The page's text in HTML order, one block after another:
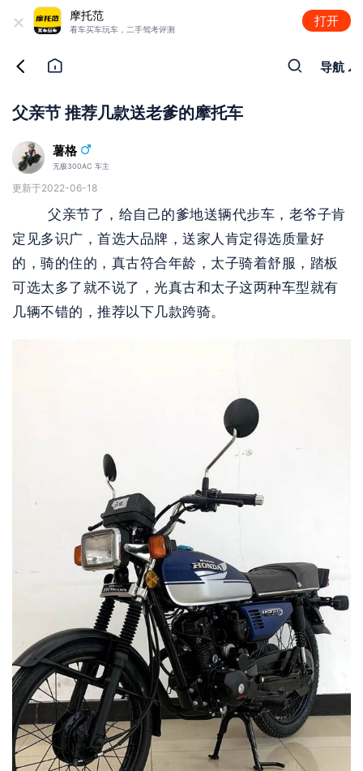
+ 摩托范
看车买车玩车，二手驾考评测
打开
导航
父亲节 推荐几款送老爹的摩托车
薯格
无极300AC 车主
更新于2022-06-18
父亲节了，给自己的爹地送辆代步车，老爷子肯
定见多识广，首选大品牌，送家人肯定得选质量好
的，骑的住的，真古符合年龄，太子骑着舒服，踏板
可选太多了就不说了，光真古和太子这两种车型就有
几辆不错的，推荐以下几款跨骑。